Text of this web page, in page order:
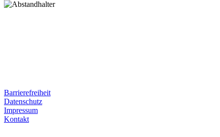
Barrierefreiheit
Datenschutz
Impressum
Kontakt